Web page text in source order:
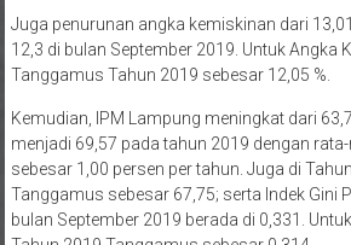
Juga penurunan angka kemiskinan dari
12,3 di bulan September 2019. Untuk Angka
Tanggamus Tahun 2019 sebesar 12,05 %.
Kemudian, IPM Lampung meningkat dari
menjadi 69,57 pada tahun 2019 dengan
sebesar 1,00 persen per tahun. Juga di
Tanggamus sebesar 67,75; serta Indek Gini
bulan September 2019 berada di 0,331.